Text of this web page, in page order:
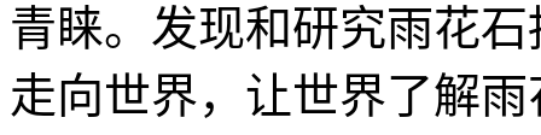
青睐。发现和研究雨花
走向世界，让世界了解